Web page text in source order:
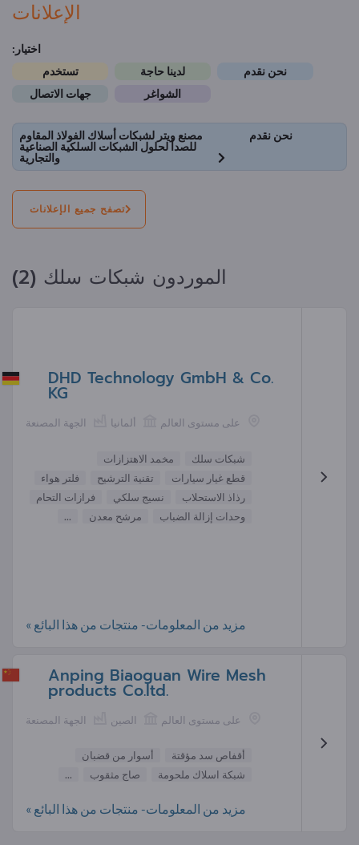
الإعلانات
اختيار:
نحن نقدم
لدينا حاجة
تستخدم
الشواغر
جهات الاتصال
نحن نقدم
مصنع ويتر لشبكات أسلاك الفولاذ المقاوم
للصدأ لحلول الشبكات السلكية الصناعية
والتجارية
تصفح جميع الإعلانات
الموردون شبكات سلك (2)
DHD Technology GmbH & Co.
KG
الجهة المصنعة ألمانيا على مستوى العالم
شبكات سلك
مخمد الاهتزازات
قطع غيار سيارات
تقنية الترشيح
فلتر هواء
رذاذ الاستحلاب
نسيج سلكي
فرازات التحام
وحدات إزالة الضباب
مرشح معدن ...
مزيد من المعلومات- منتجات من هذا البائع »
Anping Biaoguan Wire Mesh
products Co.ltd.
الجهة المصنعة الصين على مستوى العالم
أقفاص سد مؤقتة
أسوار من قضبان
شبكة اسلاك ملحومة
صاج مثقوب ...
مزيد من المعلومات- منتجات من هذا البائع »